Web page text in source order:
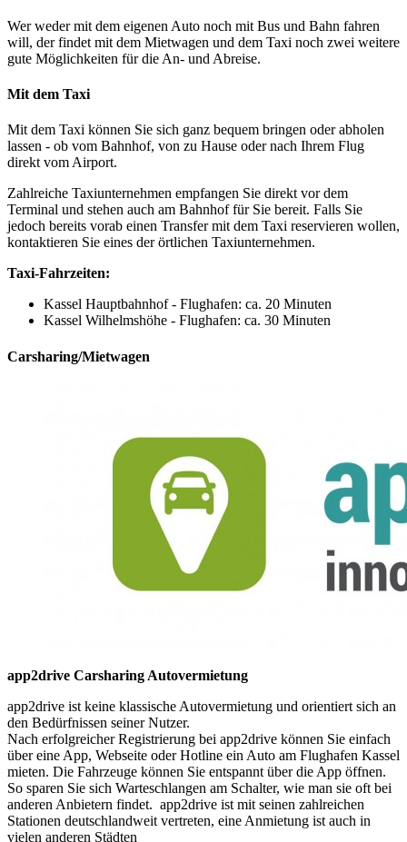
Wer weder mit dem eigenen Auto noch mit Bus und Bahn fahren
will, der findet mit dem Mietwagen und dem Taxi noch zwei weitere
gute Möglichkeiten für die An- und Abreise.
Mit dem Taxi
Mit dem Taxi können Sie sich ganz bequem bringen oder abholen
lassen - ob vom Bahnhof, von zu Hause oder nach Ihrem Flug
direkt vom Airport.
Zahlreiche Taxiunternehmen empfangen Sie direkt vor dem
Terminal und stehen auch am Bahnhof für Sie bereit. Falls Sie
jedoch bereits vorab einen Transfer mit dem Taxi reservieren wollen,
kontaktieren Sie eines der örtlichen Taxiunternehmen.
Taxi-Fahrzeiten:
Kassel Hauptbahnhof - Flughafen: ca. 20 Minuten
Kassel Wilhelmshöhe - Flughafen: ca. 30 Minuten
Carsharing/Mietwagen
app2drive Carsharing Autovermietung
app2drive ist keine klassische Autovermietung und orientiert sich an
den Bedürfnissen seiner Nutzer.
Nach erfolgreicher Registrierung bei app2drive können Sie einfach
über eine App, Webseite oder Hotline ein Auto am Flughafen Kassel
mieten. Die Fahrzeuge können Sie entspannt über die App öffnen.
So sparen Sie sich Warteschlangen am Schalter, wie man sie oft bei
anderen Anbietern findet. app2drive ist mit seinen zahlreichen
Stationen deutschlandweit vertreten, eine Anmietung ist auch in
vielen anderen Städten